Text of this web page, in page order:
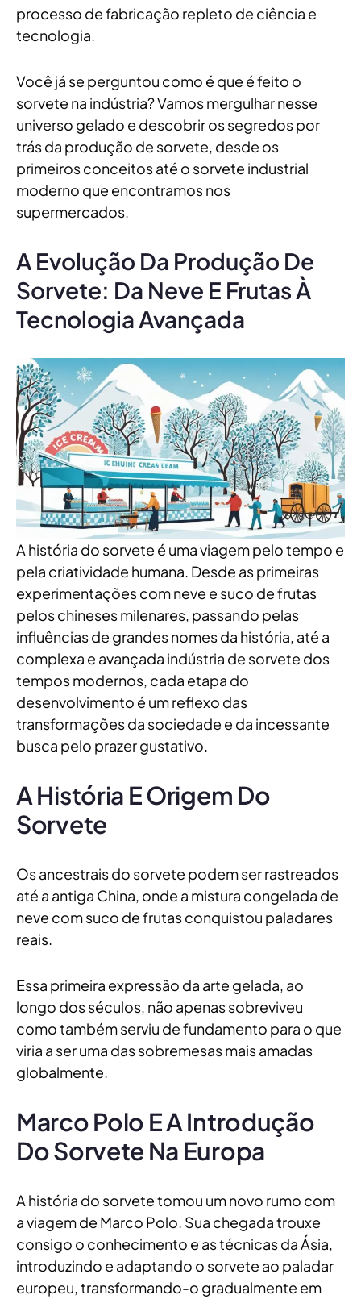
processo de fabricação repleto de ciência e
tecnologia.
Você já se perguntou como é que é feito o
sorvete na indústria? Vamos mergulhar nesse
universo gelado e descobrir os segredos por
trás da produção de sorvete, desde os
primeiros conceitos até o sorvete industrial
moderno que encontramos nos
supermercados.
A Evolução Da Produção De
Sorvete: Da Neve E Frutas À
Tecnologia Avançada
A história do sorvete é uma viagem pelo tempo e
pela criatividade humana. Desde as primeiras
experimentações com neve e suco de frutas
pelos chineses milenares, passando pelas
influências de grandes nomes da história, até a
complexa e avançada indústria de sorvete dos
tempos modernos, cada etapa do
desenvolvimento é um reflexo das
transformações da sociedade e da incessante
busca pelo prazer gustativo.
A História E Origem Do
Sorvete
Os ancestrais do sorvete podem ser rastreados
até a antiga China, onde a mistura congelada de
neve com suco de frutas conquistou paladares
reais.
Essa primeira expressão da arte gelada, ao
longo dos séculos, não apenas sobreviveu
como também serviu de fundamento para o que
viria a ser uma das sobremesas mais amadas
globalmente.
Marco Polo E A Introdução
Do Sorvete Na Europa
A história do sorvete tomou um novo rumo com
a viagem de Marco Polo. Sua chegada trouxe
consigo o conhecimento e as técnicas da Ásia,
introduzindo e adaptando o sorvete ao paladar
europeu, transformando-o gradualmente em